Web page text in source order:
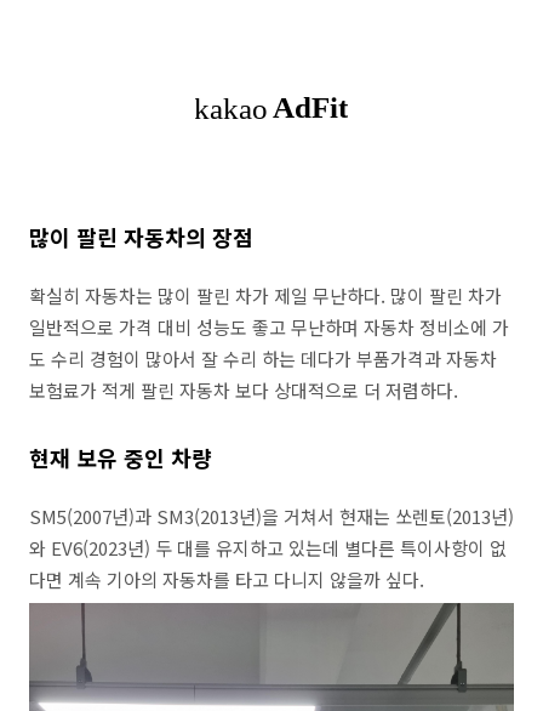
많이 팔린 자동차의 장점
확실히 자동차는 많이 팔린 차가 제일 무난하다. 많이 팔린 차가
일반적으로 가격 대비 성능도 좋고 무난하며 자동차 정비소에 가
도 수리 경험이 많아서 잘 수리 하는 데다가 부품가격과 자동차
보험료가 적게 팔린 자동차 보다 상대적으로 더 저렴하다.
현재 보유 중인 차량
SM5(2007년)과 SM3(2013년)을 거쳐서 현재는 쏘렌토(2013년)
와 EV6(2023년) 두 대를 유지하고 있는데 별다른 특이사항이 없
다면 계속 기아의 자동차를 타고 다니지 않을까 싶다.